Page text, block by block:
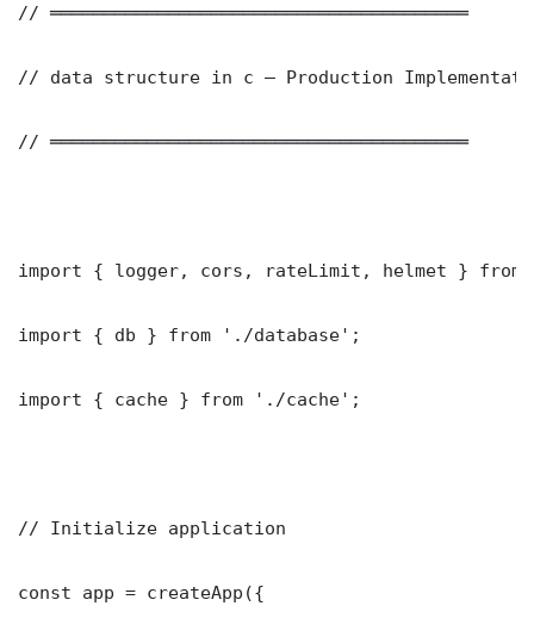
// ═══════════════════════════════════════
// data structure in c — Production
// ═══════════════════════════════════════
import { logger, cors, rateLimit, helmet } from
import { db } from './database';
import { cache } from './cache';
// Initialize application
const app = createApp({